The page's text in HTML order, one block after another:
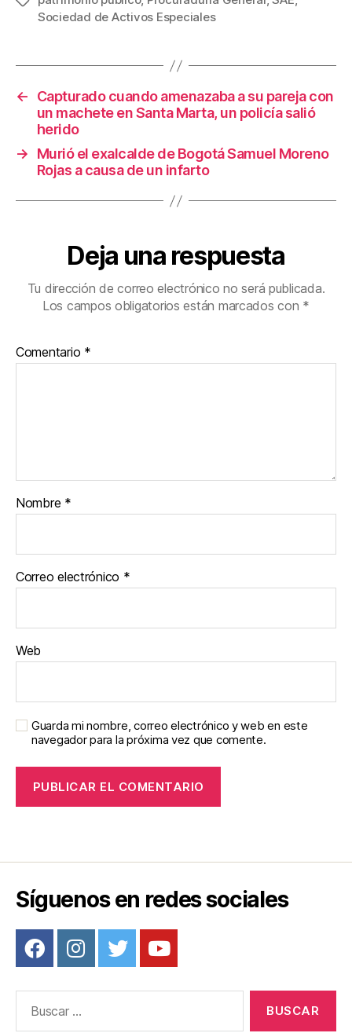
e
o
o
k
er
e
p
tir
Sociedad de Activos Especiales
←
Capturado cuando amenazaba a su pareja con
un machete en Santa Marta, un policía salió
herido
→
Murió el exalcalde de Bogotá Samuel Moreno
Rojas a causa de un infarto
Deja una respuesta
Tu dirección de correo electrónico no será publicada.
Los campos obligatorios están marcados con *
Comentario *
Nombre *
Correo electrónico *
Web
Guarda mi nombre, correo electrónico y web en este
navegador para la próxima vez que comente.
Síguenos en redes sociales